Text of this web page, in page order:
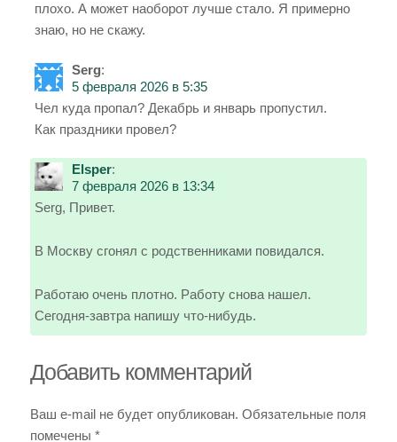
плохо. А может наоборот лучше стало. Я примерно
знаю, но не скажу.
Serg:
5 февраля 2026 в 5:35
Чел куда пропал? Декабрь и январь пропустил.
Как праздники провел?
Elsper:
7 февраля 2026 в 13:34
Serg, Привет.
В Москву сгонял с родственниками повидался.
Работаю очень плотно. Работу снова нашел.
Сегодня-завтра напишу что-нибудь.
Добавить комментарий
Ваш e-mail не будет опубликован. Обязательные поля
помечены *